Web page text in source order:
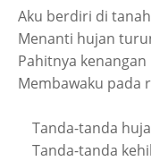
Aku berdiri di
Menanti hujan
Pahitnya
Membawaku pada
Tanda-tanda
Tanda-tanda